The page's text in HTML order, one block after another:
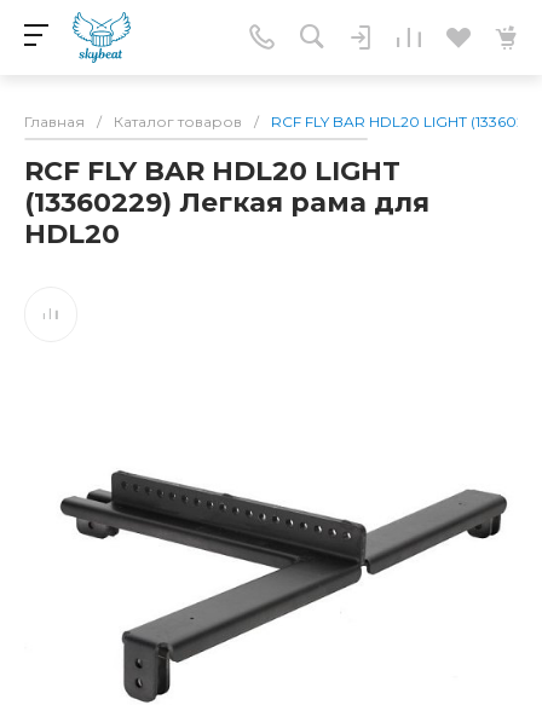
Главная / Каталог товаров / RCF FLY BAR HDL20 LIGHT
RCF FLY BAR HDL20 LIGHT
(13360229) Легкая рама для
HDL20